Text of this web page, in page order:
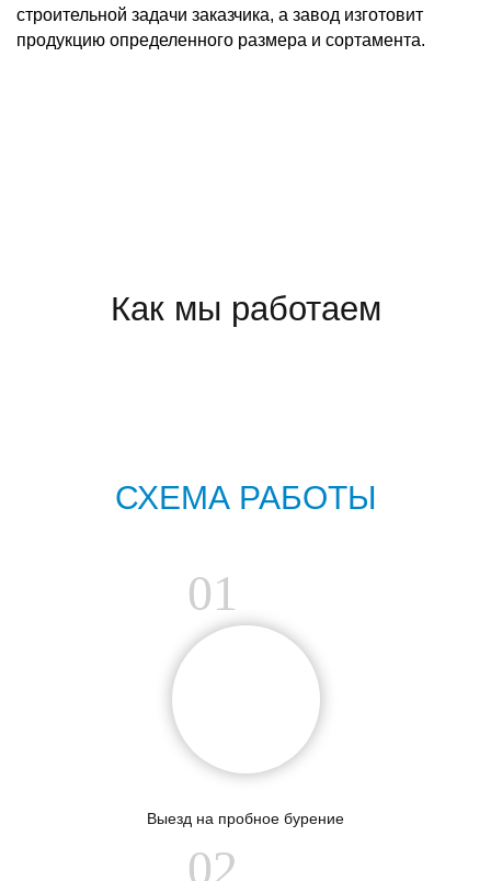
строительной задачи заказчика, а завод изготовит
продукцию определенного размера и сортамента.
Как мы работаем
СХЕМА РАБОТЫ
Выезд на пробное бурение
01
02